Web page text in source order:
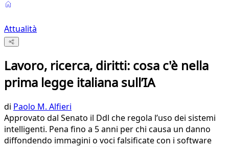
Attualità
Lavoro, ricerca, diritti: cosa c'è nella
prima legge italiana sull’IA
di Paolo M. Alfieri
Approvato dal Senato il Ddl che regola l’uso dei sistemi
intelligenti. Pena fino a 5 anni per chi causa un danno
diffondendo immagini o voci falsificate con i software